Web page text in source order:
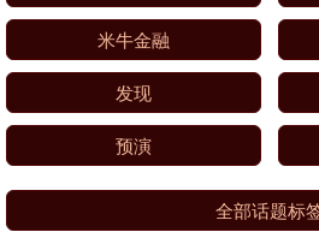
米牛金融
发现
预演
全部话题标